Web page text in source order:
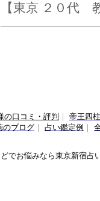
【東京 ２０代
の口コミ・評判 ｜ 帝王四
のブログ ｜ 占い鑑定例 ｜
でお悩みなら東京新宿占